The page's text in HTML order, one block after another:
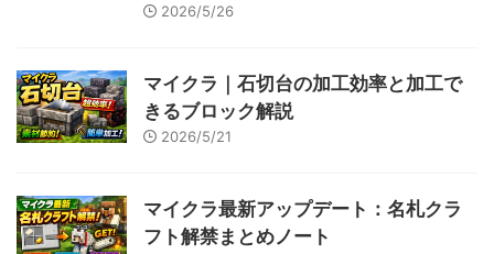
2026/5/26
マイクラ｜石切台の加工効率と加工で
きるブロック解説
2026/5/21
マイクラ最新アップデート：名札クラ
フト解禁まとめノート